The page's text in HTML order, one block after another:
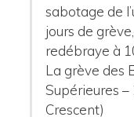
sabotage de
jours de
redébraye à
La grève des
Supérieures –
Crescent)